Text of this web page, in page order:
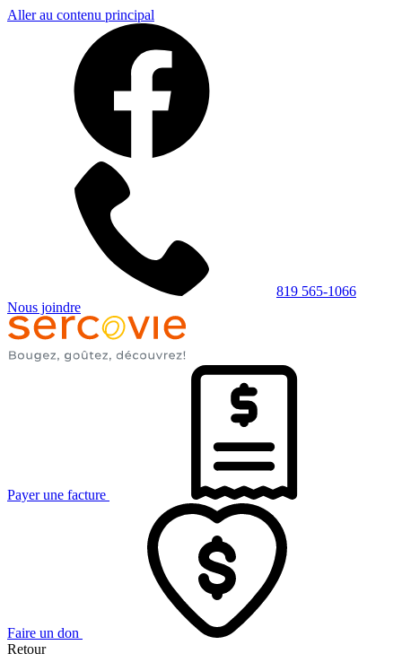
Aller au contenu principal
819 565-1066
Nous joindre
Payer une facture
Faire un don
Retour